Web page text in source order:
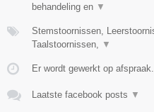
behandeling en ▼
Stemstoornissen,
Taalstoornissen,
▼
Er wordt gewerkt op afspraak.
Laatste facebook posts ▼